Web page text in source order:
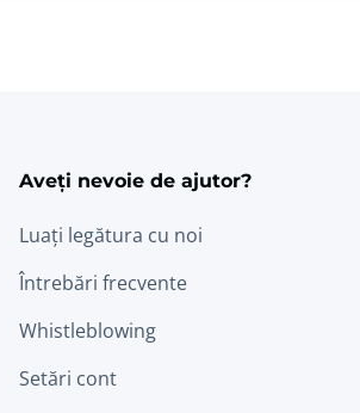
Aveți nevoie de ajutor?
Luați legătura cu noi
Întrebări frecvente
Whistleblowing
Setări cont